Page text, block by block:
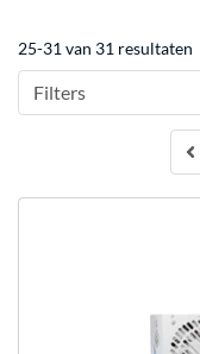
25-31 van 31 resultaten
Filters